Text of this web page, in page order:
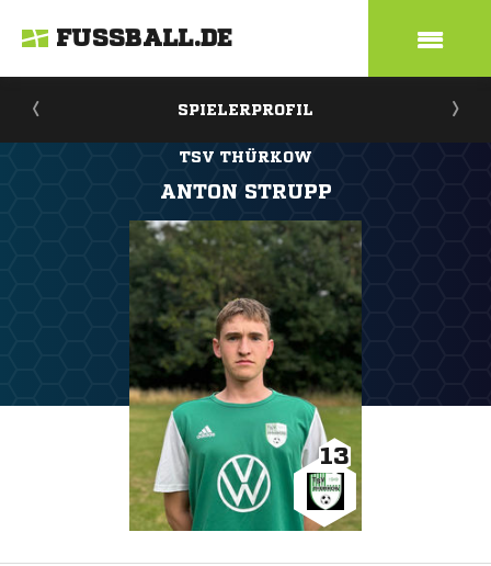
FUSSBALL.DE
SPIELERPROFIL
TSV THÜRKOW
ANTON STRUPP
13